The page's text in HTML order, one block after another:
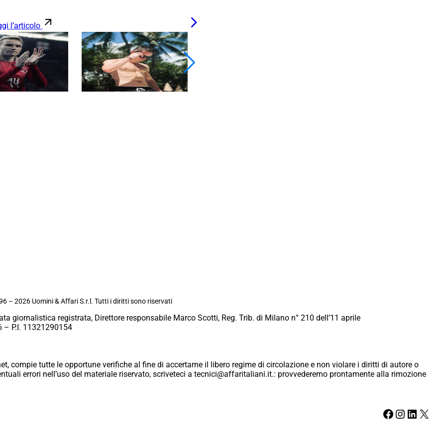
l’articolo
– 2026 Uomini & Affari S.r.l. Tutti i diritti sono riservati
giornalistica registrata, Direttore responsabile Marco Scotti, Reg. Trib. di Milano n° 210 dell’11 aprile
– P.I. 11321290154
compie tutte le opportune verifiche al fine di accertarne il libero regime di circolazione e non violare i diritti di autore o
errori nell’uso del materiale riservato, scriveteci a tecnici@affaritaliani.it.: provvederemo prontamente alla rimozione
Facebook Instagram LinkedIn X